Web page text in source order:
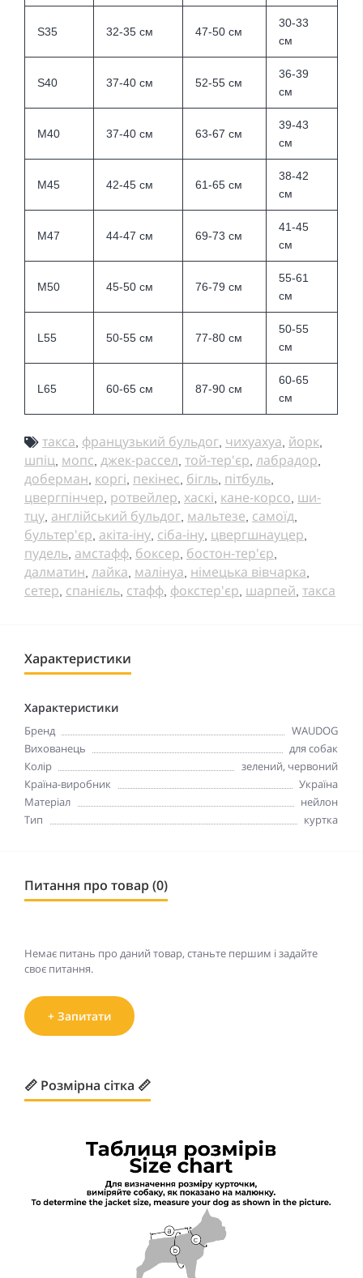
S35 32-35 см 47-50 см
30-33
см
S40 37-40 см 52-55 см
36-39
см
M40 37-40 см 63-67 см
39-43
см
M45 42-45 см 61-65 см
38-42
см
M47 44-47 см 69-73 см
41-45
см
M50 45-50 см 76-79 см
55-61
см
L55 50-55 см 77-80 см
50-55
см
L65 60-65 см 87-90 см
60-65
см
такса французький бульдог чихуахуа йорк
шпіц мопс джек-рассел той-тер'єр лабрадор
доберман коргі пекінес бігль пітбуль
цвергпінчер ротвейлер хаскі кане-корсо ши-
тцу англійський бульдог мальтезе самоїд
бультер'єр акіта-іну сіба-іну цвергшнауцер
пудель амстафф боксер бостон-тер'єр
далматин лайка малінуа німецька вівчарка
сетер спанієль стафф фокстер'єр шарпей такса
Характеристики
Характеристики
Бренд
WAUDOG
Вихованець
для собак
Колір
зелений, червоний
Країна-виробник
Україна
Матеріал
нейлон
Тип
куртка
Питання про товар (0)
Немає питань про даний товар, станьте першим і задайте
своє питання.
+ Запитати
📏 Розмірна сітка 📏